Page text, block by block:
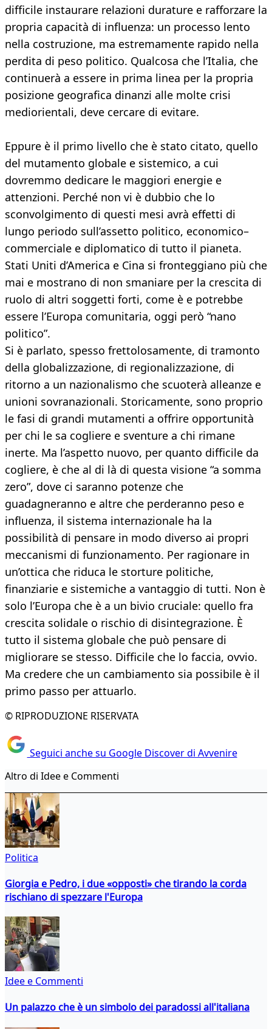
difficile instaurare relazioni durature e rafforzare la
propria capacità di influenza: un processo lento
nella costruzione, ma estremamente rapido nella
perdita di peso politico. Qualcosa che l’Italia, che
continuerà a essere in prima linea per la propria
posizione geografica dinanzi alle molte crisi
mediorientali, deve cercare di evitare.
Eppure è il primo livello che è stato citato, quello
del mutamento globale e sistemico, a cui
dovremmo dedicare le maggiori energie e
attenzioni. Perché non vi è dubbio che lo
sconvolgimento di questi mesi avrà effetti di
lungo periodo sull’assetto politico, economico–
commerciale e diplomatico di tutto il pianeta.
Stati Uniti d’America e Cina si fronteggiano più che
mai e mostrano di non smaniare per la crescita di
ruolo di altri soggetti forti, come è e potrebbe
essere l’Europa comunitaria, oggi però “nano
politico”.
Si è parlato, spesso frettolosamente, di tramonto
della globalizzazione, di regionalizzazione, di
ritorno a un nazionalismo che scuoterà alleanze e
unioni sovranazionali. Storicamente, sono proprio
le fasi di grandi mutamenti a offrire opportunità
per chi le sa cogliere e sventure a chi rimane
inerte. Ma l’aspetto nuovo, per quanto difficile da
cogliere, è che al di là di questa visione “a somma
zero”, dove ci saranno potenze che
guadagneranno e altre che perderanno peso e
influenza, il sistema internazionale ha la
possibilità di pensare in modo diverso ai propri
meccanismi di funzionamento. Per ragionare in
un’ottica che riduca le storture politiche,
finanziarie e sistemiche a vantaggio di tutti. Non è
solo l’Europa che è a un bivio cruciale: quello fra
crescita solidale o rischio di disintegrazione. È
tutto il sistema globale che può pensare di
migliorare se stesso. Difficile che lo faccia, ovvio.
Ma credere che un cambiamento sia possibile è il
primo passo per attuarlo.
© RIPRODUZIONE RISERVATA
Seguici anche su Google Discover di Avvenire
Altro di Idee e Commenti
Politica
Giorgia e Pedro, i due «opposti» che tirando la corda
rischiano di spezzare l'Europa
Idee e Commenti
Un palazzo che è un simbolo dei paradossi all'italiana